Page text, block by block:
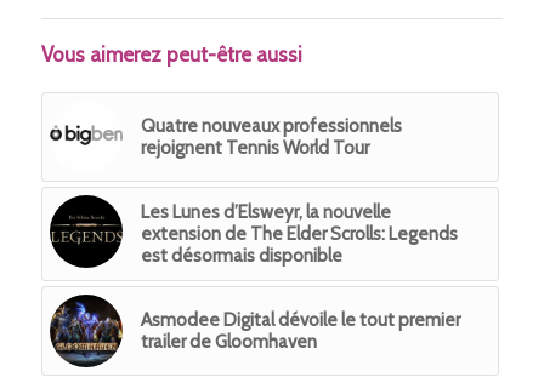
Vous aimerez peut-être aussi
Quatre nouveaux professionnels
rejoignent Tennis World Tour
Les Lunes d’Elsweyr, la nouvelle
extension de The Elder Scrolls: Legends
est désormais disponible
Asmodee Digital dévoile le tout premier
trailer de Gloomhaven